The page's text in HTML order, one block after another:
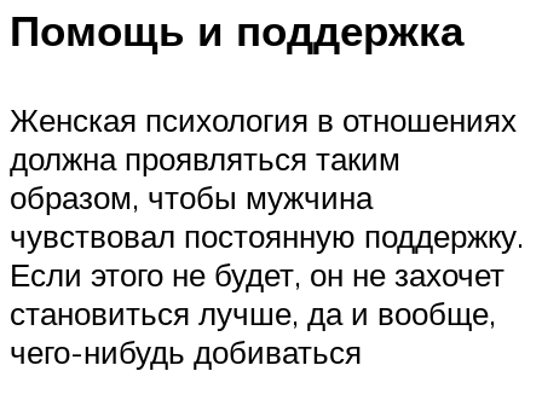
Помощь и поддержка
Женская психология в отношениях
должна проявляться таким
образом, чтобы мужчина
чувствовал постоянную поддержку.
Если этого не будет, он не захочет
становиться лучше, да и вообще,
чего-нибудь добиваться